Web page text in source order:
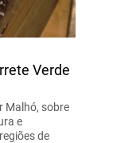
Verde
Malhó, sobre
e
de